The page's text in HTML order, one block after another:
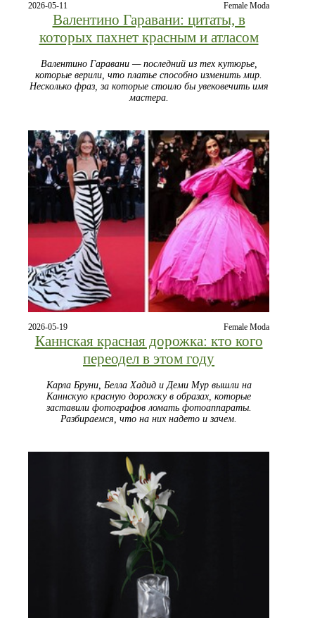
2026-05-11 Female Moda
Валентино Гаравани: цитаты, в
которых пахнет красным и атласом
Валентино Гаравани — последний из тех кутюрье,
которые верили, что платье способно изменить мир.
Несколько фраз, за которые стоило бы увековечить имя
мастера.
2026-05-19 Female Moda
Каннская красная дорожка: кто кого
переодел в этом году
Карла Бруни, Белла Хадид и Деми Мур вышли на
Каннскую красную дорожку в образах, которые
заставили фотографов ломать фотоаппараты.
Разбираемся, что на них надето и зачем.